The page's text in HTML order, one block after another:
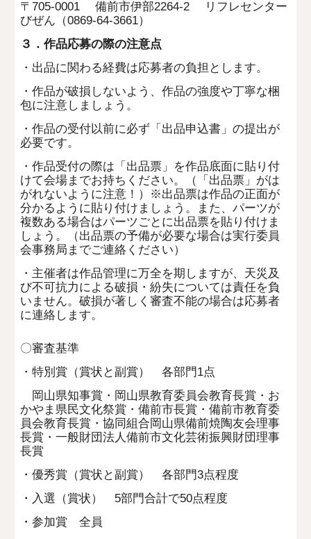
〒705-0001 備前市伊部2264-2 リフレセンター
びぜん（0869-64-3661）
３．作品応募の際の注意点
・出品に関わる経費は応募者の負担とします。
・作品が破損しないよう、作品の強度や丁寧な梱
包に注意しましょう。
・作品の受付以前に必ず「出品申込書」の提出が
必要です。
・作品受付の際は「出品票」を作品底面に貼り付
けて会場までお持ちください。（「出品票」がは
がれないように注意！）※出品票は作品の正面が
分かるように貼り付けましょう。また、パーツが
複数ある場合はパーツごとに出品票を貼り付けま
しょう。（出品票の予備が必要な場合は実行委員
会事務局までご連絡ください）
・主催者は作品管理に万全を期しますが、天災及
び不可抗力による破損・紛失については責任を負
いません。破損が著しく審査不能の場合は応募者
に連絡します。
〇審査基準
・特別賞（賞状と副賞）各部門1点
岡山県知事賞・岡山県教育委員会教育長賞・お
かやま県民文化祭賞・備前市長賞・備前市教育委
員会教育長賞・協同組合岡山県備前焼陶友会理事
長賞・一般財団法人備前市文化芸術振興財団理事
長賞
・優秀賞（賞状と副賞） 各部門3点程度
・ 入選（賞状） 5部門合計で50点程度
・参加賞 全員